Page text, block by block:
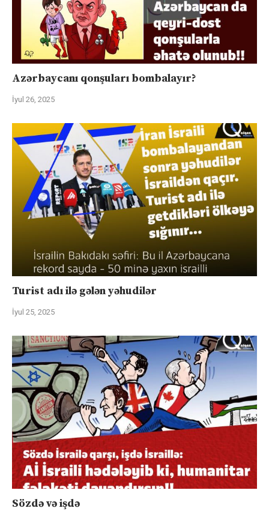
Azərbaycanı qonşuları bombalayır?
İyul 26, 2025
Turist adı ilə gələn yəhudilər
İyul 25, 2025
Sözdə və işdə